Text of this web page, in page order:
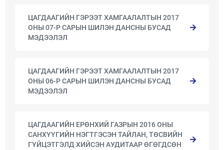
ЦАГДААГИЙН ГЭРЭЭТ ХАМГААЛАЛТЫН 2017
ОНЫ 07-Р САРЫН ШИЛЭН ДАНСНЫ БУСАД
МЭДЭЭЛЭЛ
ЦАГДААГИЙН ГЭРЭЭТ ХАМГААЛАЛТЫН 2017
ОНЫ 06-Р САРЫН ШИЛЭН ДАНСНЫ БУСАД
МЭДЭЭЛЭЛ
ЦАГДААГИЙН ЕРӨНХИЙ ГАЗРЫН 2016 ОНЫ
САНХҮҮГИЙН НЭГТГЭСЭН ТАЙЛАН, ТӨСВИЙН
ГҮЙЦЭТГЭЛД ХИЙСЭН АУДИТААР ӨГӨГДСӨН